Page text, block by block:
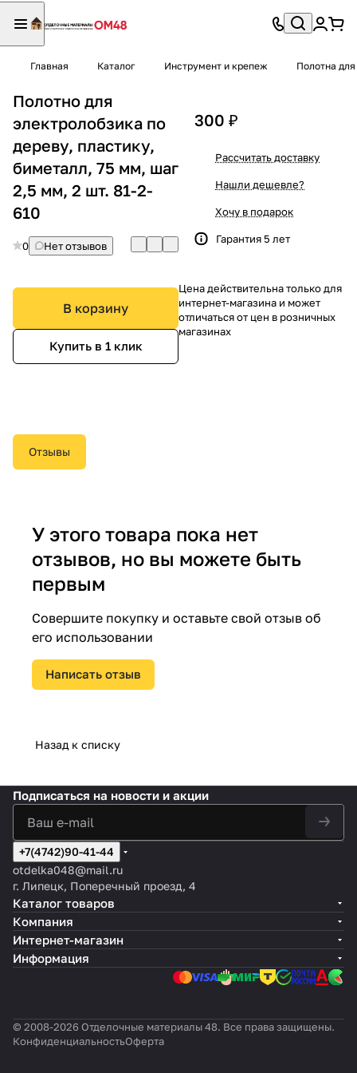
Главная Каталог Инструмент и крепеж Полотна
Полотно для
электролобзика по
дереву, пластику,
биметалл, 75 мм, шаг
2,5 мм, 2 шт. 81-2-
610
0 Нет отзывов
В корзину
Купить в 1 клик
300 ₽
Рассчитать доставку
Нашли дешевле?
Хочу в подарок
Гарантия 5 лет
Цена действительна только для
интернет-магазина и может
отличаться от цен в розничных
магазинах
Отзывы
У этого товара пока нет
отзывов, но вы можете быть
первым
Совершите покупку и оставьте свой отзыв об
его использовании
Написать отзыв
Назад к списку
Подписаться на новости и акции
+7(4742)90-41-44
otdelka048@mail.ru
г. Липецк, Поперечный проезд, 4
Каталог товаров
Компания
Интернет-магазин
Информация
© 2008-2026 Отделочные материалы 48. Все права защищены.
КонфиденциальностьОферта